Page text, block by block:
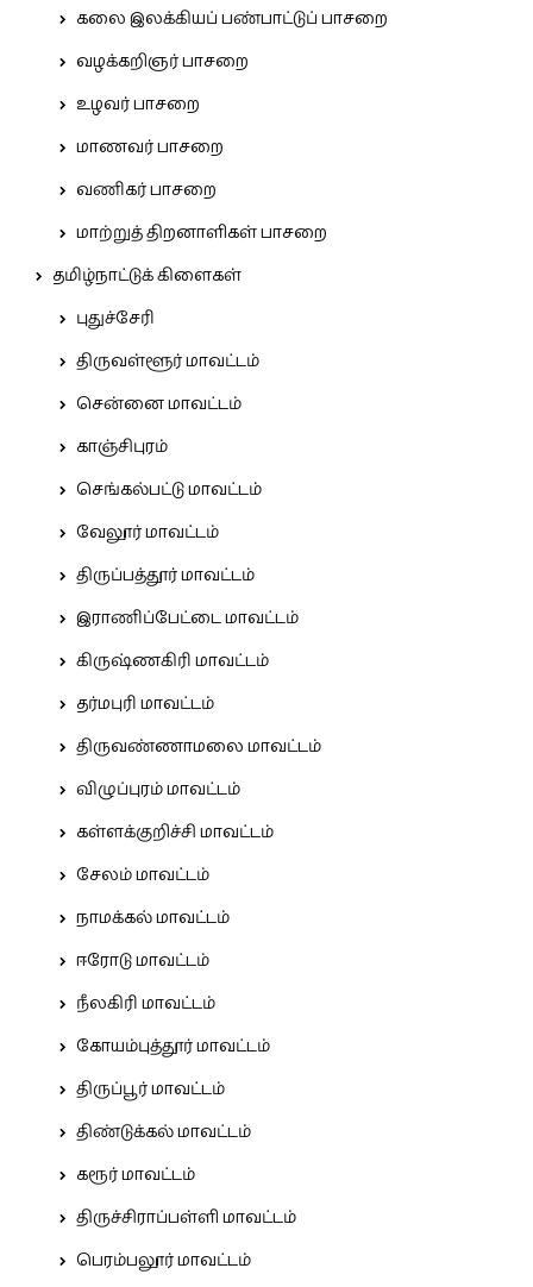
கலை இலக்கியப் பண்பாட்டுப் பாசறை
வழக்கறிஞர் பாசறை
உழவர் பாசறை
மாணவர் பாசறை
வணிகர் பாசறை
மாற்றுத் திறனாளிகள் பாசறை
தமிழ்நாட்டுக் கிளைகள்
புதுச்சேரி
திருவள்ளூர் மாவட்டம்
சென்னை மாவட்டம்
காஞ்சிபுரம்
செங்கல்பட்டு மாவட்டம்
வேலூர் மாவட்டம்
திருப்பத்தூர் மாவட்டம்
இராணிப்பேட்டை மாவட்டம்
கிருஷ்ணகிரி மாவட்டம்
தர்மபுரி மாவட்டம்
திருவண்ணாமலை மாவட்டம்
விழுப்புரம் மாவட்டம்
கள்ளக்குறிச்சி மாவட்டம்
சேலம் மாவட்டம்
நாமக்கல் மாவட்டம்
ஈரோடு மாவட்டம்
நீலகிரி மாவட்டம்
கோயம்புத்தூர் மாவட்டம்
திருப்பூர் மாவட்டம்
திண்டுக்கல் மாவட்டம்
கரூர் மாவட்டம்
திருச்சிராப்பள்ளி மாவட்டம்
பெரம்பலூர் மாவட்டம்